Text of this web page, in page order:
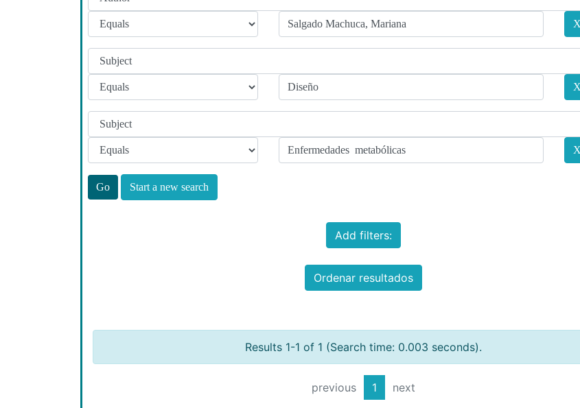
Start a new search
Add filters:
Ordenar resultados
Results 1-1 of 1 (Search time: 0.003 seconds).
previous 1 next